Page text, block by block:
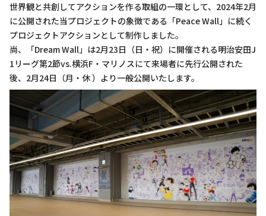
世界観と共創してアクションを作る取組の一環として、2024年2月
に公開された当プロジェクトの象徴である「Peace Wall」に続く
プロジェクトアクションとして制作しました。
尚、「Dream Wall」は2月23日（日・祝）に開催される明治安田J
1リーグ第2節vs.横浜F・マリノスにて来場者に先行公開された
後、2月24日（月・休 ）より一般公開いたします。